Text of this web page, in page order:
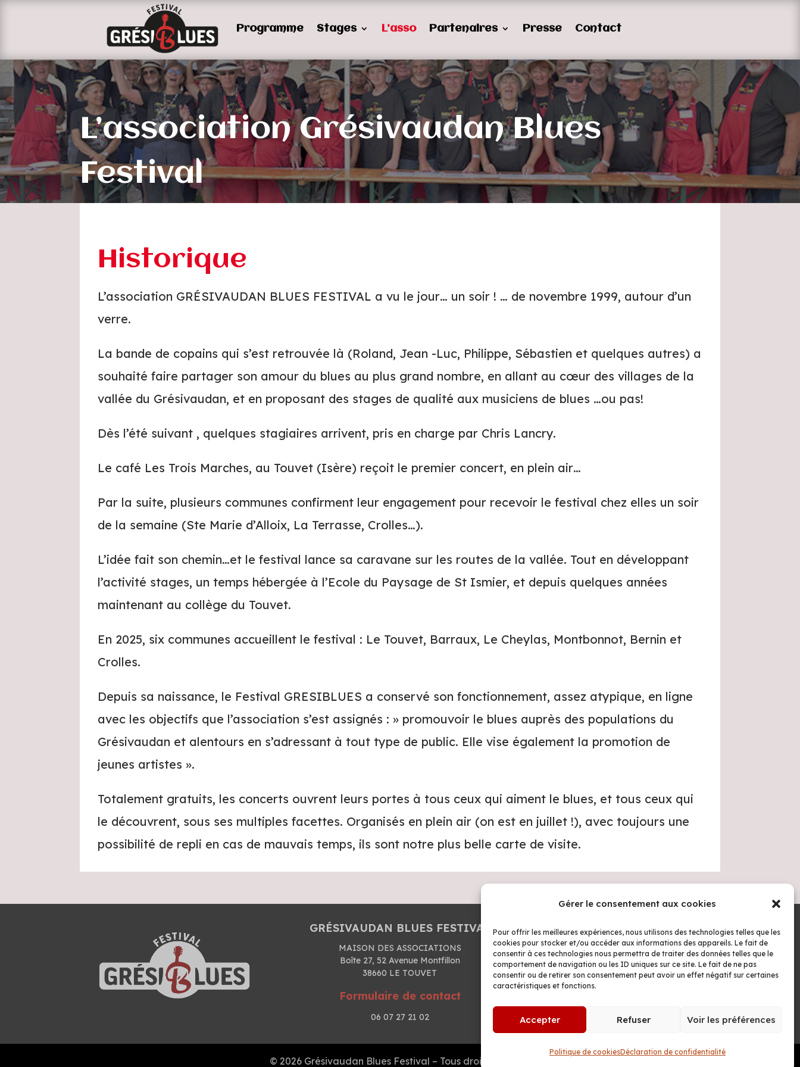
Gérer le consentement aux cookies
Pour offrir les meilleures expériences, nous utilisons des technologies telles que les
cookies pour stocker et/ou accéder aux informations des appareils. Le fait de
consentir à ces technologies nous permettra de traiter des données telles que le
comportement de navigation ou les ID uniques sur ce site. Le fait de ne pas
consentir ou de retirer son consentement peut avoir un effet négatif sur certaines
caractéristiques et fonctions.
Accepter Refuser Voir les préférences
Politique de cookiesDéclaration de confidentialité
Programme Stages L’asso Partenaires Presse Contact
L’association Grésivaudan Blues
Festival
Historique
L’association GRÉSIVAUDAN BLUES FESTIVAL a vu le jour… un soir ! … de novembre 1999, autour d’un
verre.
La bande de copains qui s’est retrouvée là (Roland, Jean -Luc, Philippe, Sébastien et quelques autres) a
souhaité faire partager son amour du blues au plus grand nombre, en allant au cœur des villages de la
vallée du Grésivaudan, et en proposant des stages de qualité aux musiciens de blues …ou pas!
Dès l’été suivant , quelques stagiaires arrivent, pris en charge par Chris Lancry.
Le café Les Trois Marches, au Touvet (Isère) reçoit le premier concert, en plein air…
Par la suite, plusieurs communes confirment leur engagement pour recevoir le festival chez elles un soir
de la semaine (Ste Marie d’Alloix, La Terrasse, Crolles…).
L’idée fait son chemin…et le festival lance sa caravane sur les routes de la vallée. Tout en développant
l’activité stages, un temps hébergée à l’Ecole du Paysage de St Ismier, et depuis quelques années
maintenant au collège du Touvet.
En 2025, six communes accueillent le festival : Le Touvet, Barraux, Le Cheylas, Montbonnot, Bernin et
Crolles.
Depuis sa naissance, le Festival GRESIBLUES a conservé son fonctionnement, assez atypique, en ligne
avec les objectifs que l’association s’est assignés : » promouvoir le blues auprès des populations du
Grésivaudan et alentours en s’adressant à tout type de public. Elle vise également la promotion de
jeunes artistes ».
Totalement gratuits, les concerts ouvrent leurs portes à tous ceux qui aiment le blues, et tous ceux qui
le découvrent, sous ses multiples facettes. Organisés en plein air (on est en juillet !), avec toujours une
possibilité de repli en cas de mauvais temps, ils sont notre plus belle carte de visite.
GRÉSIVAUDAN BLUES FESTIVAL
MAISON DES ASSOCIATIONS
Boîte 27, 52 Avenue Montfillon
38660 LE TOUVET
Formulaire de contact
06 07 27 21 02
Mentions légales
Politique de confidentialité
Conditions Générales de Vente
© 2026 Grésivaudan Blues Festival – Tous droits réservés